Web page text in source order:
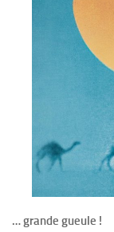
… grande gueule !